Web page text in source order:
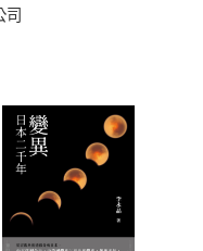
司